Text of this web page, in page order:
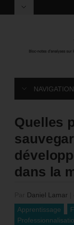
NAVIGATION
Quelles
dans la
Daniel Lamar
Apprentissage